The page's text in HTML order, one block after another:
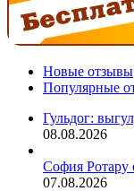
Новые отзывы
Популярные
Гульдог:
08.08.2026
София Ротару
07.08.2026